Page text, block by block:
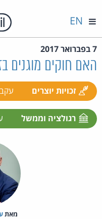
EN
7 בפברואר 2017
האם חוקים מוגנים
זכויות יוצרים
רגולציה וממשל
מאת‏